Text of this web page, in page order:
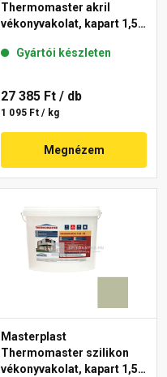
Thermomaster akril
vékonyvakolat, kapart 1,5
Gyártói készleten
27 385 Ft / db
1 095 Ft / kg
Megnézem
Masterplast
Thermomaster szilikon
vékonyvakolat, kapart 1,5